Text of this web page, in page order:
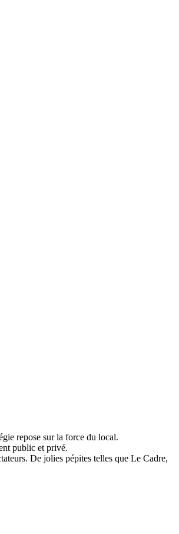
repose sur la force du local.
public et privé.
De jolies pépites telles que Le Cadre,